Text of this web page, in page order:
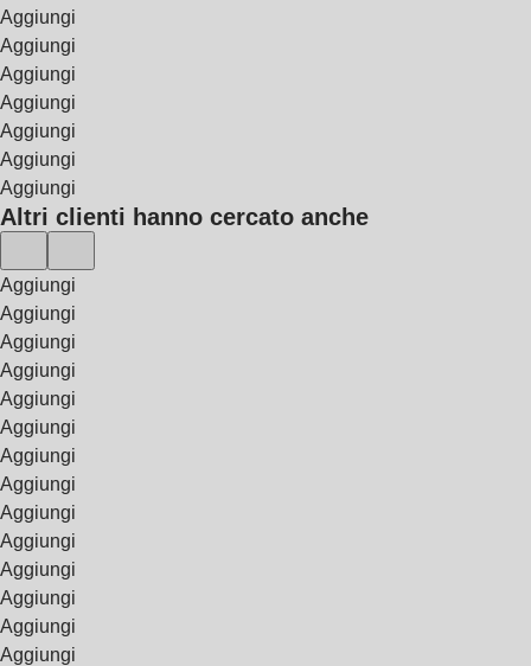
Aggiungi
Aggiungi
Aggiungi
Aggiungi
Aggiungi
Aggiungi
Aggiungi
Altri clienti hanno cercato anche
Aggiungi
Aggiungi
Aggiungi
Aggiungi
Aggiungi
Aggiungi
Aggiungi
Aggiungi
Aggiungi
Aggiungi
Aggiungi
Aggiungi
Aggiungi
Aggiungi